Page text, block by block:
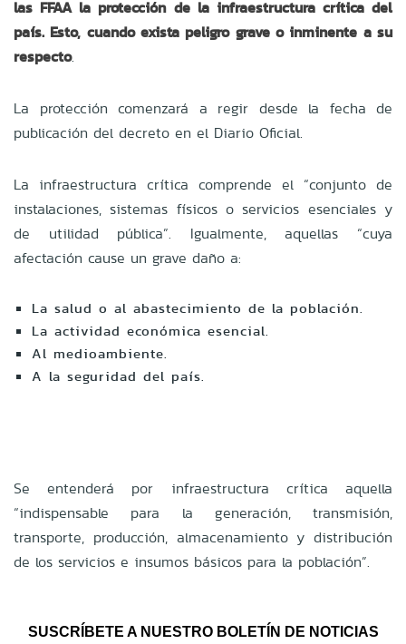
las FFAA la protección de la infraestructura crítica del
país. Esto, cuando exista peligro grave o inminente a su
respecto.
La protección comenzará a regir desde la fecha de
publicación del decreto en el Diario Oficial.
La infraestructura crítica comprende el “conjunto de
instalaciones, sistemas físicos o servicios esenciales y
de utilidad pública”. Igualmente, aquellas “cuya
afectación cause un grave daño a:
La salud o al abastecimiento de la población.
La actividad económica esencial.
Al medioambiente.
A la seguridad del país.
Se entenderá por infraestructura crítica aquella
“indispensable para la generación, transmisión,
transporte, producción, almacenamiento y distribución
de los servicios e insumos básicos para la población”.
SUSCRÍBETE A NUESTRO BOLETÍN DE NOTICIAS